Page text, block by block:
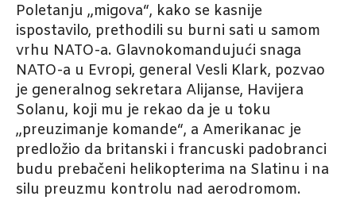
Poletanju „migova“, kako se kasnije
ispostavilo, prethodili su burni sati u samom
vrhu NATO-a. Glavnokomandujući snaga
NATO-a u Evropi, general Vesli Klark, pozvao
je generalnog sekretara Alijanse, Havijera
Solanu, koji mu je rekao da je u toku
„preuzimanje komande“, a Amerikanac je
predložio da britanski i francuski padobranci
budu prebačeni helikopterima na Slatinu i na
silu preuzmu kontrolu nad aerodromom.